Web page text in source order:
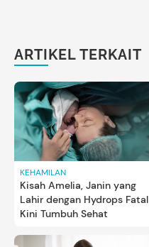
ARTIKEL TERKAIT
KEHAMILAN
Kisah Amelia, Janin yang
Lahir dengan Hydrops Fatal
Kini Tumbuh Sehat